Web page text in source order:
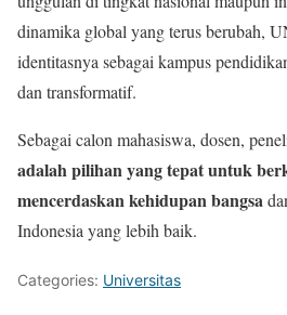
dinamika global yang terus berubah,
identitasnya sebagai kampus
dan transformatif.
Sebagai calon mahasiswa, dosen,
adalah pilihan yang tepat untuk
mencerdaskan kehidupan bangsa
Indonesia yang lebih baik.
Categories: Universitas